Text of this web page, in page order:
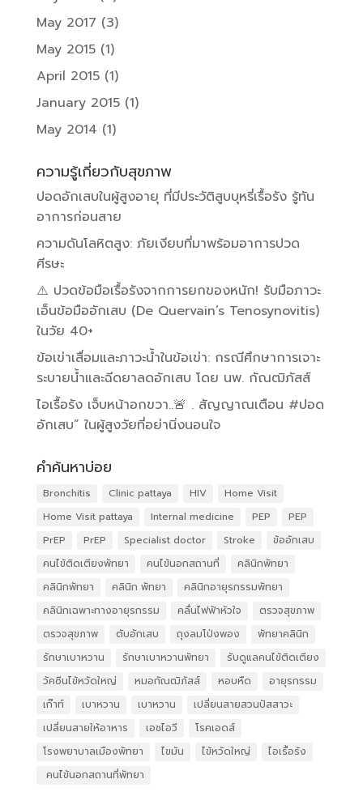
May 2017 (3)
May 2015(1)
April 2015(1)
January 2015(1)
May 2014 (1)
ความรู้เกี่ยวกับสุขภาพ
ปอดอักเสบในผู้สูงอายุ ที่มีประวัติสูบบุหรี่เรื้อรัง รู้ทัน
อาการก่อนสาย
ความดันโลหิตสูง: ภัยเงียบที่มาพร้อมอาการปวด
ศีรษะ
⚠️ ปวดข้อมือเรื้อรังจากการยกของหนัก! รับมือภาวะ
เอ็นข้อมืออักเสบ (De Quervain’s Tenosynovitis)
ในวัย 40+
ข้อเข่าเสื่อมและภาวะน้ำในข้อเข่า: กรณีศึกษาการเจาะ
ระบายน้ำและฉีดยาลดอักเสบ โดย นพ. กัณฒิภัสส์
ไอเรื้อรัง เจ็บหน้าอกขวา..🚨 . สัญญาณเตือน #ปอด
อักเสบ” ในผู้สูงวัยที่อย่านิ่งนอนใจ
คำค้นหาบ่อย
Bronchitis Clinic pattaya HIV
Home Visit
Home Visit pattaya
Internal medicine PEP
PEP
PrEP
PrEP Specialist doctor Stroke
ข้ออักเสบ
คนไข้ติดเตียงพัทยา
คนไข้นอกสถานที่
คลินิกพัทยา
คลินิกพัทยา
คลินิก พัทยา
คลินิกอายุรกรรมพัทยา
คลินิกเฉพาะทางอายุรกรรม
คลื่นไฟฟ้าหัวใจ
ตรวจสุขภาพ
ตรวจสุขภาพ
ตับอักเสบ ถุงลมโป่งพอง
พัทยาคลินิก
รักษาเบาหวาน
รักษาเบาหวานพัทยา
รับดูแลคนไข้ติดเตียง
วัคซีนไข้หวัดใหญ่
หมอกัณฒิภัสส์ หอบหืด
อายุรกรรม
เก๊าท์
เบาหวาน เบาหวาน
เปลี่ยนสายสวนปัสสาวะ
เปลี่ยนสายให้อาหาร
เอชไอวี
โรคเอดส์
โรงพยาบาลเมืองพัทยา
ไขมัน ไข้หวัดใหญ่
ไอเรื้อรัง
​ คนไข้นอกสถานที่พัทยา